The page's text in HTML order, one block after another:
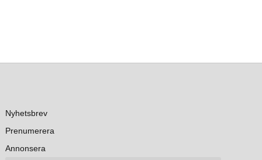
Nyhetsbrev
Prenumerera
Annonsera